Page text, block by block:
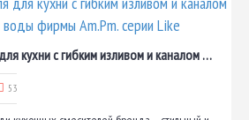
Установка смесителя для кухни с гибким изливом и каналом для питьевой воды фирмы Am.Pm. серии Like
53